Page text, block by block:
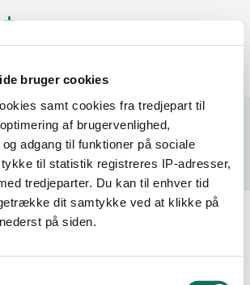
bruger cookies
samt cookies fra tredjepart til
af brugervenlighed,
adgang til funktioner på sociale
til statistik registreres IP-adresser,
tredjeparter. Du kan til enhver tid
dit samtykke ved at klikke på
på siden.
og virksomhedernes seneste
Søg
by, firmanavn
for "champagne
selskabet"